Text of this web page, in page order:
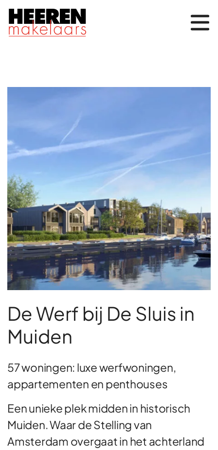
De Werf bij De Sluis in
Muiden
57 woningen: luxe werfwoningen,
appartementen en penthouses
Een unieke plek midden in historisch
Muiden. Waar de Stelling van
Amsterdam overgaat in het achterland